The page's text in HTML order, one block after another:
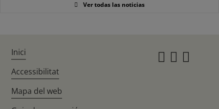
Ver todas las noticias
Inici
Accessibilitat
Mapa del web